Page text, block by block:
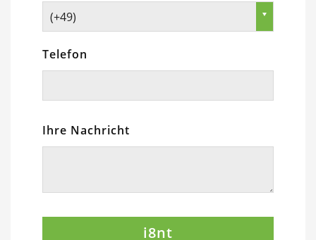
(+49)
Telefon
Ihre Nachricht
i8nt